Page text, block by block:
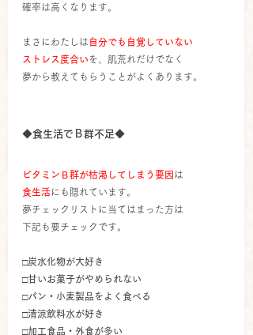
確率は高くなります。
まさにわたしは 自分でも自覚していない
ストレス度合い を、肌荒れだけでなく
夢から教えてもらうことがよくあります。
◆食生活でＢ群不足◆
ビタミンＢ群が枯渇してしまう要因 は
食生活にも隠れています。
夢チェックリストに当てはまった方は
下記も要チェックです。
□炭水化物が大好き
□甘いお菓子がやめられない
□パン・小麦製品をよく食べる
□清涼飲料水が好き
□加工食品・外食が多い